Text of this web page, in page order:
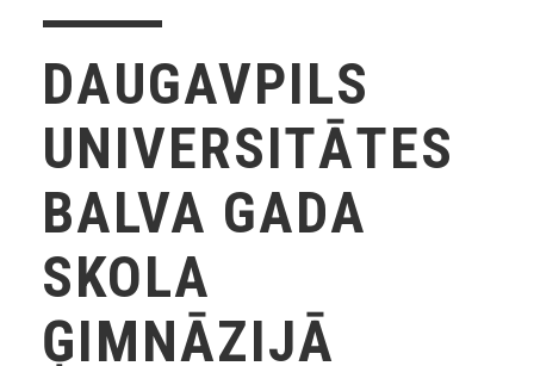
DAUGAVPILS
UNIVERSITĀTES
BALVA GADA
SKOLA
ĢIMNĀZIJĀ